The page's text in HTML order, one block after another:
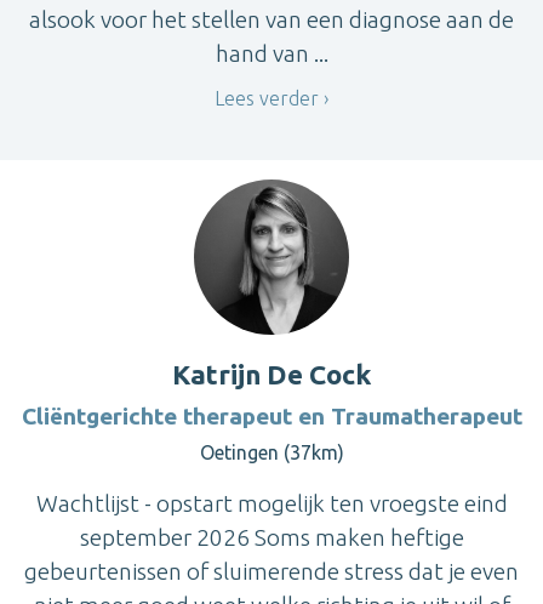
alsook voor het stellen van een diagnose aan de
hand van ...
Lees verder
Katrijn De Cock
Cliëntgerichte therapeut en Traumatherapeut
Oetingen (37km)
Wachtlijst - opstart mogelijk ten vroegste eind
september 2026 Soms maken heftige
gebeurtenissen of sluimerende stress dat je even